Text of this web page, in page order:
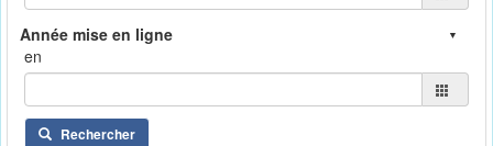
en
Rechercher